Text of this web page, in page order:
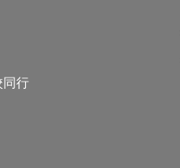
行